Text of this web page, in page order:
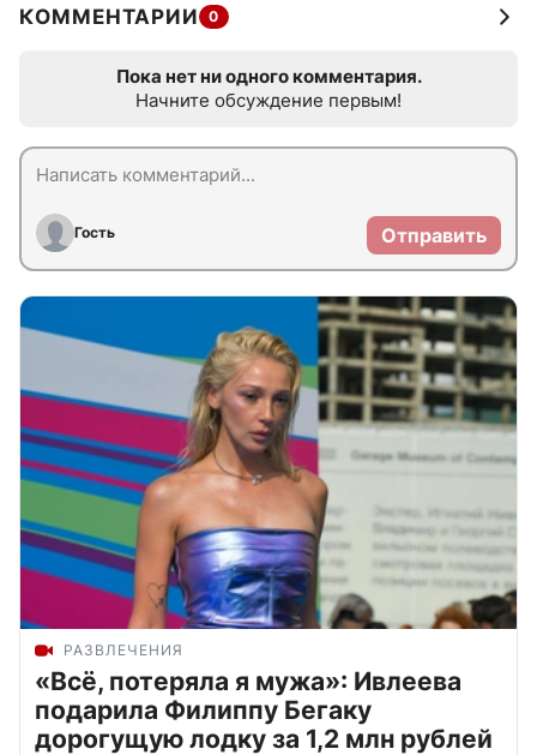
КОММЕНТАРИИ 0
Пока нет ни одного комментария.
Начните обсуждение первым!
Гость Отправить
РАЗВЛЕЧЕНИЯ
«Всё, потеряла я мужа»: Ивлеева
подарила Филиппу Бегаку
дорогущую лодку за 1,2 млн рублей